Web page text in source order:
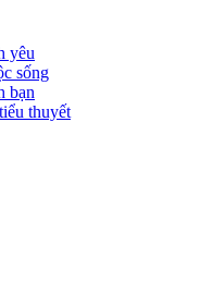
yêu
sống
bạn
thuyết